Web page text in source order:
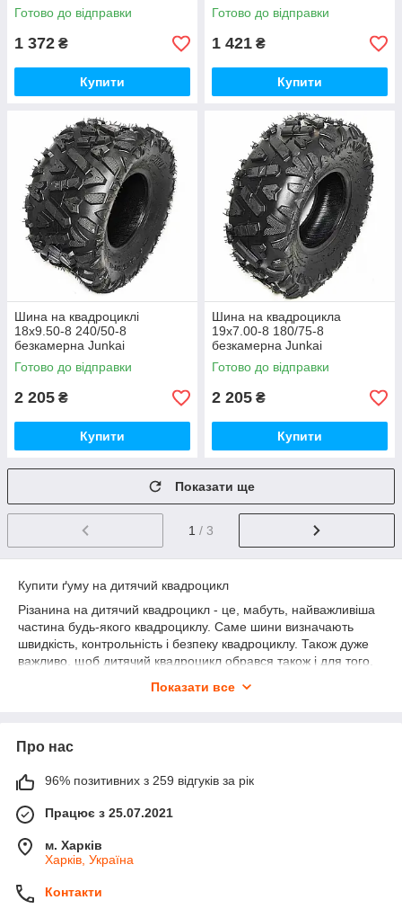
Готово до відправки
1 372 ₴
Купити
Готово до відправки
1 421 ₴
Купити
Шина на квадроциклі
18х9.50-8 240/50-8
безкамерна Junkai
Готово до відправки
2 205 ₴
Купити
Шина на квадроцикла
19х7.00-8 180/75-8
безкамерна Junkai
Готово до відправки
2 205 ₴
Купити
Показати ще
1 / 3
Купити ґуму на дитячий квадроцикл
Різанина на дитячий квадроцикл - це, мабуть, найважливіша
частина будь-якого квадроциклу. Саме шини визначають
швидкість, контрольність і безпеку квадроциклу. Також дуже
важливо, щоб дитячий квадроцикл обрався також і для того,
пересуватися по різних видах поверхонь. Тому, коли ви
запчастини.
квадроциклу і зробити його безпечнішим.
Види шин для квадроциклів
Покришки для квадроциклів можуть бути різними. Вони
можуть бути вузькими і широкими, а також мати різні
шин для квадроциклів можна поділити на три основні групи.
Показати все
Про нас
96% позитивних з 259 відгуків за рік
Працює з 25.07.2021
м. Харків
Харків, Україна
Контакти